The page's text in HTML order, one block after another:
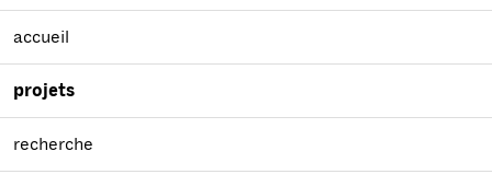
accueil
projets
recherche